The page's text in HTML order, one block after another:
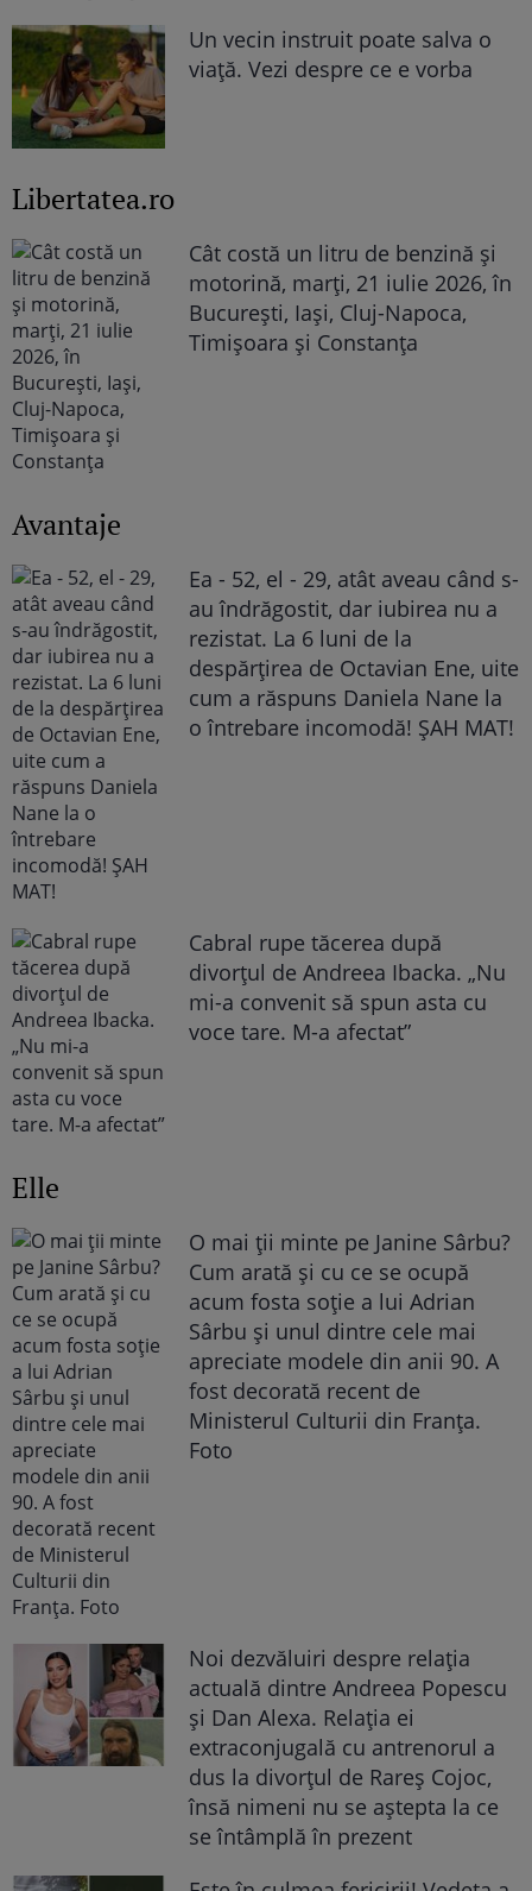
Un vecin instruit poate salva o
viață. Vezi despre ce e vorba
Libertatea.ro
Cât costă un litru de benzină și
motorină, marți, 21 iulie 2026, în
București, Iași, Cluj-Napoca,
Timișoara și Constanța
Avantaje
Ea - 52, el - 29, atât aveau când s-
au îndrăgostit, dar iubirea nu a
rezistat. La 6 luni de la
despărțirea de Octavian Ene, uite
cum a răspuns Daniela Nane la
o întrebare incomodă! ȘAH MAT!
Cabral rupe tăcerea după
divorțul de Andreea Ibacka. „Nu
mi-a convenit să spun asta cu
voce tare. M-a afectat”
Elle
O mai ții minte pe Janine Sârbu?
Cum arată și cu ce se ocupă
acum fosta soție a lui Adrian
Sârbu și unul dintre cele mai
apreciate modele din anii 90. A
fost decorată recent de
Ministerul Culturii din Franța.
Foto
Noi dezvăluiri despre relația
actuală dintre Andreea Popescu
și Dan Alexa. Relația ei
extraconjugală cu antrenorul a
dus la divorțul de Rareș Cojoc,
însă nimeni nu se aștepta la ce
se întâmplă în prezent